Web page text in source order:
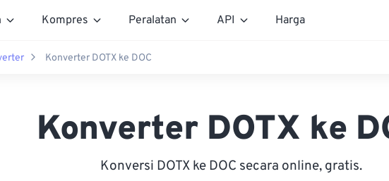
Kompres Peralatan API Harga
Konverter DOTX ke DOC
Konverter DOTX ke
Konversi DOTX ke DOC secara online, gratis.